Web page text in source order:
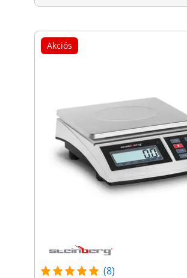
Akciós
(8)